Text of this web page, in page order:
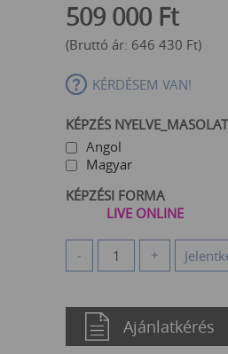
509 000 Ft
(Bruttó ár: 646 430 Ft)
KÉRDÉSEM VAN!
KÉPZÉS
Angol
Magyar
KÉPZÉSI FORMA
LIVE ONLINE
- +
Ajánlatkérés